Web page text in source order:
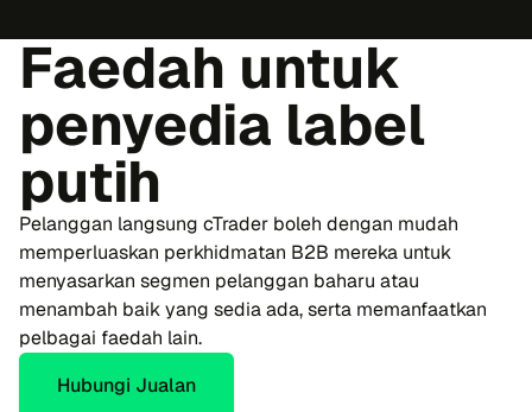
Faedah untuk
penyedia label
putih
Pelanggan langsung cTrader boleh dengan mudah
memperluaskan perkhidmatan B2B mereka untuk
menyasarkan segmen pelanggan baharu atau
menambah baik yang sedia ada, serta memanfaatkan
pelbagai faedah lain.
Hubungi Jualan